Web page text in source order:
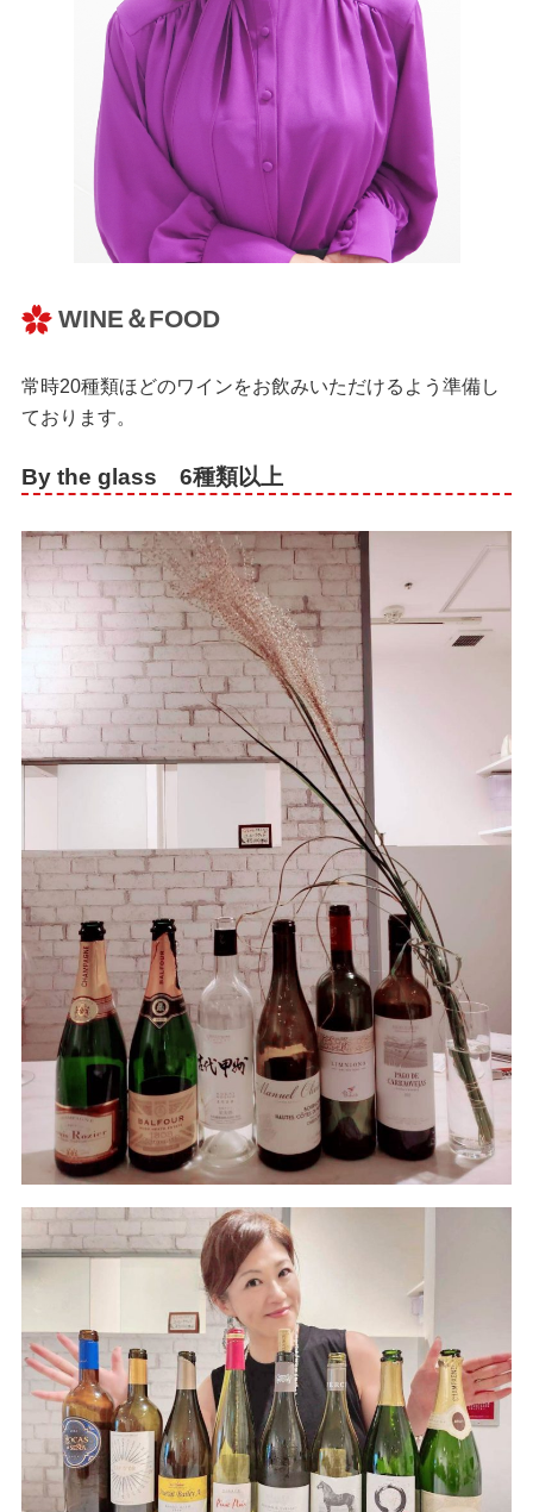
WINE＆FOOD
常時20種類ほどのワインをお飲みいただけるよう準備し
ております。
By the glass 6種類以上